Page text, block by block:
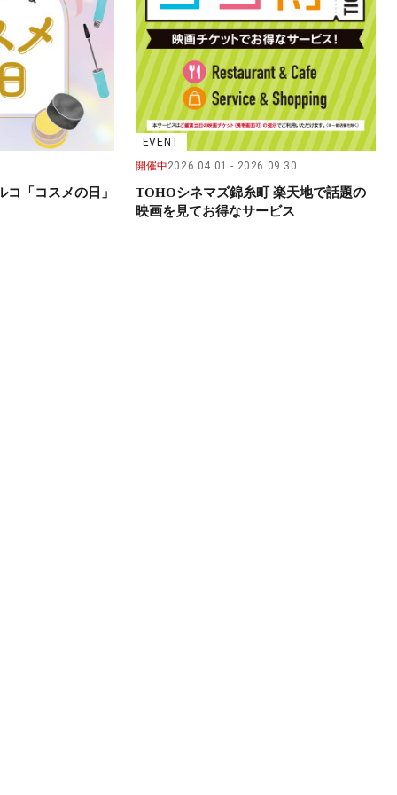
「コスメの日」
EVENT
開催中2026.04.01 2026.09.30
TOHOシネマズ錦糸町 楽天地で話題の
映画を見てお得なサービス